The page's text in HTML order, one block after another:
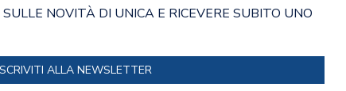
NOVITÀ DI UNICA E RICEVERE SUBITO UNO
ALLA NEWSLETTER